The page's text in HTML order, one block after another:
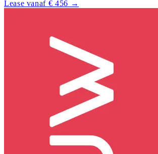
Lease vanaf € 456 →